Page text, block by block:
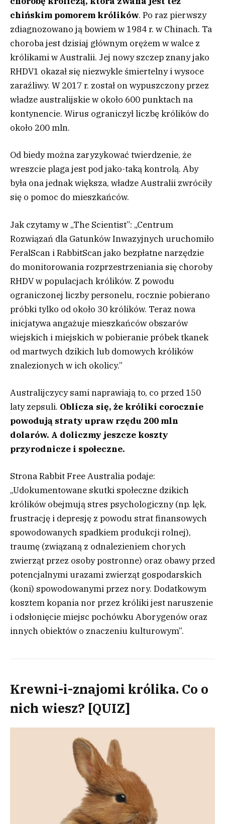
chińskim pomorem królików. Po raz pierwszy
zdiagnozowano ją bowiem w 1984 r. w Chinach. Ta
choroba jest dzisiaj głównym orężem w walce z
królikami w Australii. Jej nowy szczep znany jako
RHDV1 okazał się niezwykle śmiertelny i wysoce
zaraźliwy. W 2017 r. został on wypuszczony przez
władze australijskie w około 600 punktach na
kontynencie. Wirus ograniczył liczbę królików do
około 200 mln.
Od biedy można zaryzykować twierdzenie, że
wreszcie plaga jest pod jako-taką kontrolą. Aby
była ona jednak większa, władze Australii zwróciły
się o pomoc do mieszkańców.
Jak czytamy w „The Scientist”: „Centrum
Rozwiązań dla Gatunków Inwazyjnych uruchomiło
FeralScan i RabbitScan jako bezpłatne narzędzie
do monitorowania rozprzestrzeniania się choroby
RHDV w populacjach królików. Z powodu
ograniczonej liczby personelu, rocznie pobierano
próbki tylko od około 30 królików. Teraz nowa
inicjatywa angażuje mieszkańców obszarów
wiejskich i miejskich w pobieranie próbek tkanek
od martwych dzikich lub domowych królików
znalezionych w ich okolicy.”
Australijczycy sami naprawiają to, co przed 150
laty zepsuli. Oblicza się, że króliki corocznie
powodują straty upraw rzędu 200 mln
dolarów. A doliczmy jeszcze koszty
przyrodnicze i społeczne.
Strona Rabbit Free Australia podaje:
„Udokumentowane skutki społeczne dzikich
królików obejmują stres psychologiczny (np. lęk,
frustrację i depresję z powodu strat finansowych
spowodowanych spadkiem produkcji rolnej),
traumę (związaną z odnalezieniem chorych
zwierząt przez osoby postronne) oraz obawy przed
potencjalnymi urazami zwierząt gospodarskich
(koni) spowodowanymi przez nory. Dodatkowym
kosztem kopania nor przez króliki jest naruszenie
i odsłonięcie miejsc pochówku Aborygenów oraz
innych obiektów o znaczeniu kulturowym”.
Krewni-i-znajomi królika. Co o
nich wiesz? [QUIZ]